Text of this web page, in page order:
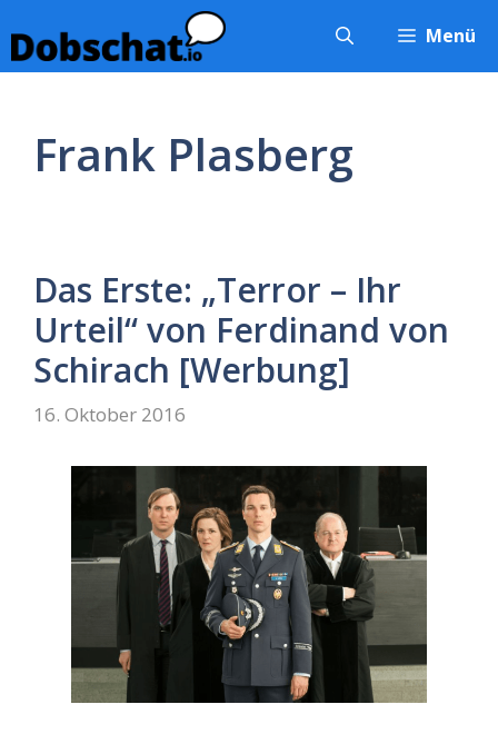
Inhalt
springen
Menü
Frank Plasberg
Das Erste: „Terror – Ihr
Urteil“ von Ferdinand von
Schirach [Werbung]
16. Oktober 2016